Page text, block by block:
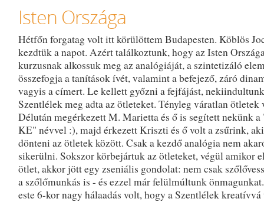
Isten Országa
Hétfőn forgatag volt itt körülöttem Budapesten. Köblös
kezdtük a napot. Azért találkoztunk, hogy az Isten
kurzusnak alkossuk meg az analógiáját, a szintetizáló
összefogja a tanítások ívét, valamint a befejező, záró
vagyis a címert. Le kellett győzni a fejfájást,
Szentlélek meg adta az ötleteket. Tényleg váratlan ötletek
Délután megérkezett M. Marietta és ő is segített nekünk
KE" névvel :), majd érkezett Kriszti és ő volt a zsűrink,
dönteni az ötletek között. Csak a kezdő analógia nem
sikerülni. Sokszor körbejártuk az ötleteket, végül amikor
ötlet, akkor jött egy zseniális gondolat: nem csak
a szőlőmunkás is - és ezzel már felülmúltunk
este 6-kor nagy hálaadás volt, hogy a Szentlélek kreatívvá